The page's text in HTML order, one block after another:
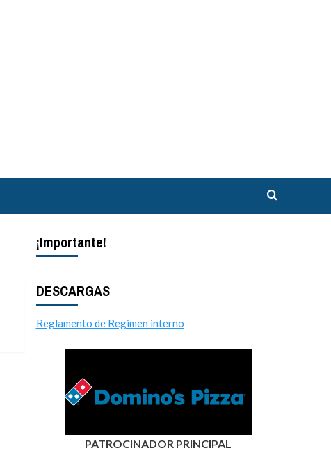
¡Importante!
DESCARGAS
Reglamento de Regimen interno
PATROCINADOR PRINCIPAL